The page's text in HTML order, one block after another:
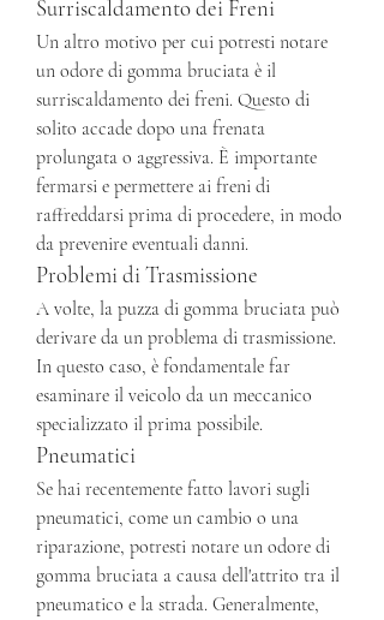
Surriscaldamento dei Freni
Un altro motivo per cui potresti notare
un odore di gomma bruciata è il
surriscaldamento dei freni. Questo di
solito accade dopo una frenata
prolungata o aggressiva. È importante
fermarsi e permettere ai freni di
raffreddarsi prima di procedere, in modo
da prevenire eventuali danni.
Problemi di Trasmissione
A volte, la puzza di gomma bruciata può
derivare da un problema di trasmissione.
In questo caso, è fondamentale far
esaminare il veicolo da un meccanico
specializzato il prima possibile.
Pneumatici
Se hai recentemente fatto lavori sugli
pneumatici, come un cambio o una
riparazione, potresti notare un odore di
gomma bruciata a causa dell'attrito tra il
pneumatico e la strada. Generalmente,